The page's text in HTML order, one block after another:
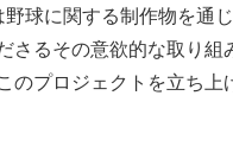
球に関する制作物を通
さるその意欲的な取り組
のプロジェクトを立ち上